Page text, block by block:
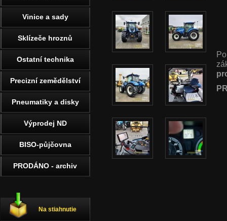
Vinice a sady
Sklízeče hroznů
Ostatní technika
Precizní zemědělství
Pneumatiky a disky
Výprodej ND
BISO-půjčovna
PRODÁNO - archiv
Na stiahnutie